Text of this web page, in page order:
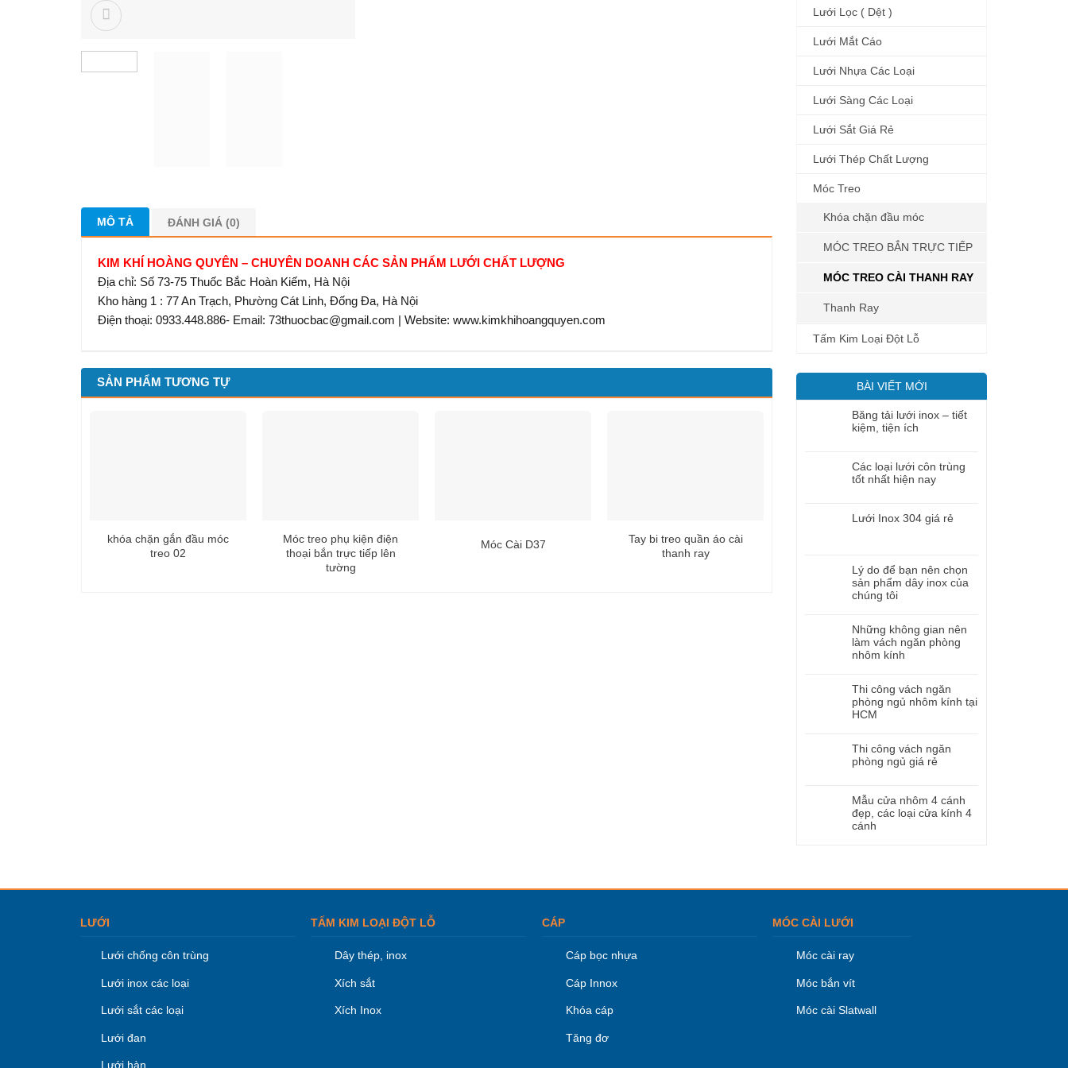
Lưới Lọc ( Dệt )
Lưới Mắt Cáo
Lưới Nhựa Các Loại
Lưới Sàng Các Loại
Lưới Sắt Giá Rẻ
Lưới Thép Chất Lượng
Móc Treo
Khóa chặn đầu móc
MÓC TREO BẮN TRỰC TIẾP
MÓC TREO CÀI THANH RAY
Thanh Ray
Tấm Kim Loại Đột Lỗ
BÀI VIẾT MỚI
Băng tải lưới inox – tiết
kiệm, tiện ích
Các loại lưới côn trùng
tốt nhất hiện nay
Lưới Inox 304 giá rẻ
Lý do để bạn nên chọn
sản phẩm dây inox của
chúng tôi
Những không gian nên
làm vách ngăn phòng
nhôm kính
Thi công vách ngăn
phòng ngủ nhôm kính tại
HCM
Thi công vách ngăn
phòng ngủ giá rẻ
Mẫu cửa nhôm 4 cánh
đẹp, các loại cửa kính 4
cánh
MÔ TẢ ĐÁNH GIÁ (0)
KIM KHÍ HOÀNG QUYÊN – CHUYÊN DOANH CÁC SẢN PHẨM LƯỚI CHẤT LƯỢNG
Địa chỉ: Số 73-75 Thuốc Bắc Hoàn Kiếm, Hà Nội
Kho hàng 1 : 77 An Trạch, Phường Cát Linh, Đống Đa, Hà Nội
Điện thoại: 0933.448.886- Email: 73thuocbac@gmail.com | Website: www.kimkhihoangquyen.com
SẢN PHẨM TƯƠNG TỰ
khóa chặn gắn đầu móc
treo 02
Móc treo phụ kiện điện
thoại bắn trực tiếp lên
tường
Móc Cài D37
Tay bi treo quần áo cài
thanh ray
LƯỚI
Lưới chống côn trùng
Lưới inox các loại
Lưới sắt các loại
Lưới đan
Lưới hàn
TẤM KIM LOẠI ĐỘT LỖ
Dây thép, inox
Xích sắt
Xích Inox
CÁP
Cáp bọc nhựa
Cáp Innox
Khóa cáp
Tăng đơ
MÓC CÀI LƯỚI
Móc cài ray
Móc bắn vít
Móc cài Slatwall